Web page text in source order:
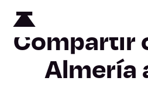
Compartir
Almería